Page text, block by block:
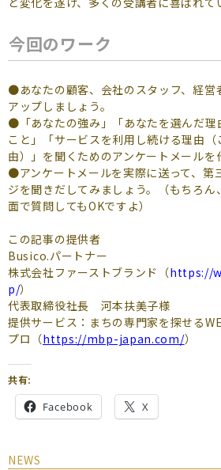
今回のワーク
●あなたの顧客、会社のスタッフ、経営
アップしましょう。
●「あなたの強み」「あなたを選んだ理
こと」「サービスを利用し続ける理由
由）」を聞くためのアンケートメールを
●アンケートメールを実際に送って、第
ジを聞きだしてみましょう。（もちろ
面で質問してもOKですよ）
この記事の提供者
Busico.パートナー
株式会社ファーストブランド（https://
p/）
代表取締役社長 河本扶美子様
提供サービス：まちの専門家を探せる
プロ（https://mbp-japan.com/）
共有:
Facebook X
NEWS